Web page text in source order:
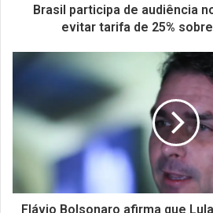
Brasil participa de audiência
evitar tarifa de 25%
Flávio Bolsonaro afirma que